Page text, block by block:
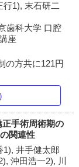
1), 末石研二
歯科大学 口腔
座
の方共に121円
手術周術期の
関連性
1), 井手健太郎
沖田浩一2), 川